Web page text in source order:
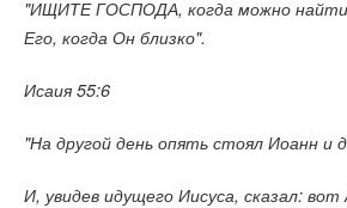
"ИЩИТЕ ГОСПОДА, когда можно
Его, когда Он близко".
Исаия 55:6
"На другой день опять стоял Иоанн и
И, увидев идущего Иисуса, сказал: